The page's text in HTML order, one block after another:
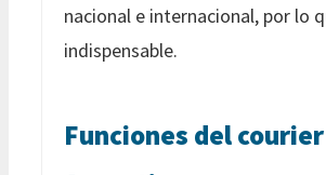
nacional e internacional, por lo
indispensable.
Funciones del